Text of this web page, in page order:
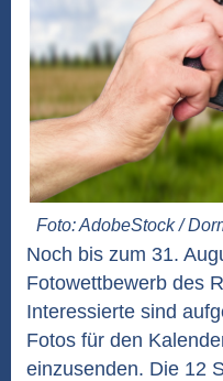
Foto: AdobeStock /
Noch bis zum 31.
Fotowettbewerb des
Interessierte sind
Fotos für den
einzusenden. Die 12